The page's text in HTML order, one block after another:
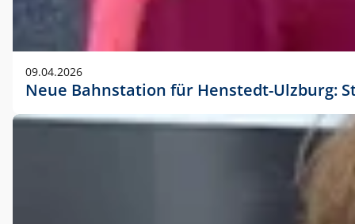
09.04.2026
Neue Bahnstation für Henstedt-Ulzburg: